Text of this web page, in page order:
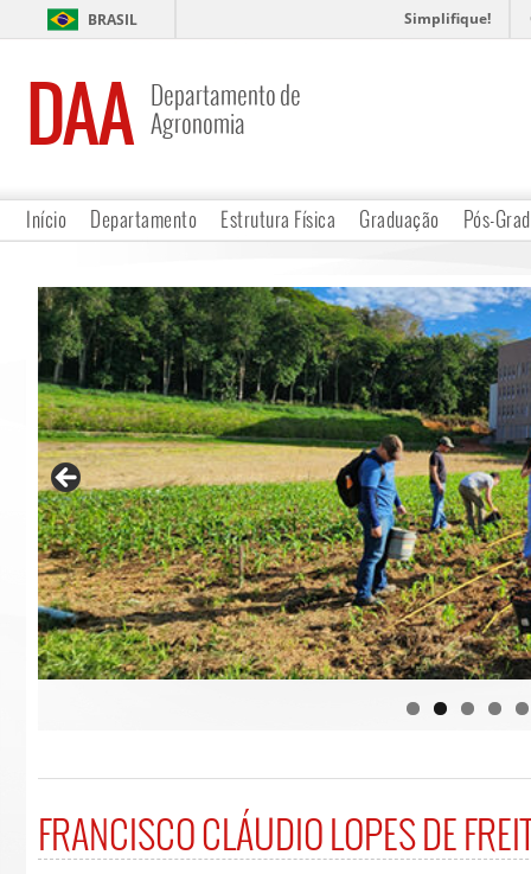
BRASIL Simplifique!
DAA Departamento de
Agronomia
Início Departamento Estrutura Física Graduação Pós-
FRANCISCO CLÁUDIO LOPES DE